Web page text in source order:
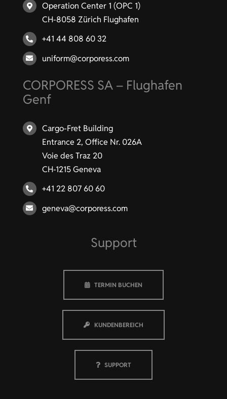
Operation Center 1 (OPC 1)
CH-8058 Zürich Flughafen
+41 44 808 60 32
uniform@corporess.com
CORPORESS SA – Flughafen
Genf
Cargo-Fret Building
Entrance 2, Office Nr. 026A
Voie des Traz 20
CH-1215 Geneva
+41 22 807 60 60
geneva@corporess.com
Support
TERMIN BUCHEN
KUNDENBEREICH
SUPPORT